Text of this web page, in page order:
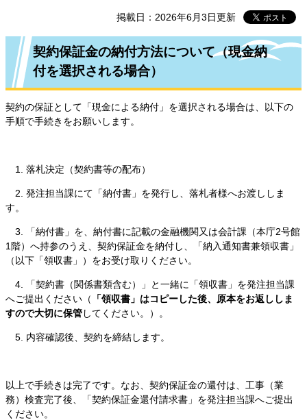
掲載日：2026年6月3日更新
契約保証金の納付方法について（現金納
付を選択される場合）
契約の保証として「現金による納付」を選択される場合は、以下の
手順で手続きをお願いします。
1. 落札決定（契約書等の配布）
2. 発注担当課にて「納付書」を発行し、落札者様へお渡ししま
す。
3. 「納付書」を、納付書に記載の金融機関又は会計課（本庁2号館
1階）へ持参のうえ、契約保証金を納付し、「納入通知書兼領収書」
（以下「領収書」）をお受け取りください。
4. 「契約書（関係書類含む）」と一緒に「領収書」を発注担当課
へご提出ください（
「領収書」はコピーした後、原本をお返ししま
すので大切に保管してください。）。
5. 内容確認後、契約を締結します。
以上で手続きは完了です。なお、契約保証金の還付は、工事（業
務）検査完了後、「契約保証金還付請求書」を発注担当課へご提出
ください。